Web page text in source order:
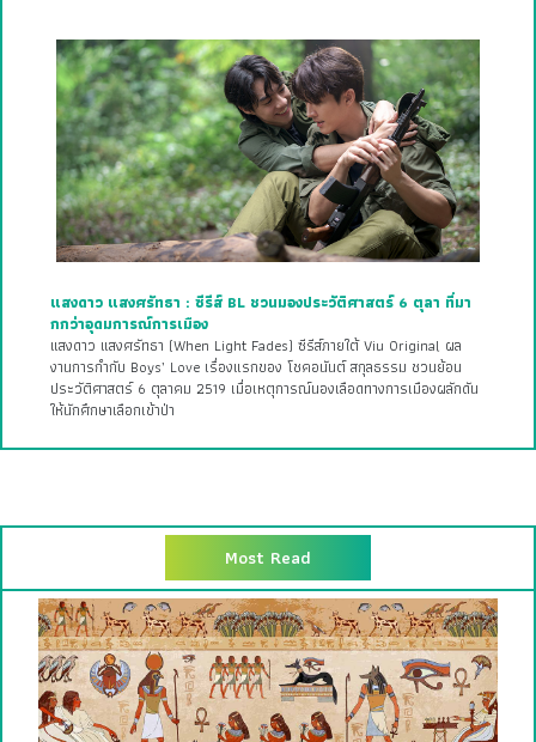
แสงดาว แสงศรัทธา : ซีรีส์ BL ชวนมองประวัติศาสตร์ 6 ตุลา ที่มา
กกว่าอุดมการณ์การเมือง
แสงดาว แสงศรัทธา (When Light Fades) ซีรีส์ภายใต้ Viu Original ผล
งานการกำกับ Boys’ Love เรื่องแรกของ โชคอนันต์ สกุลธรรม ชวนย้อน
ประวัติศาสตร์ 6 ตุลาคม 2519 เมื่อเหตุการณ์นองเลือดทางการเมืองผลักดัน
ให้นักศึกษาเลือกเข้าป่า
Most Read